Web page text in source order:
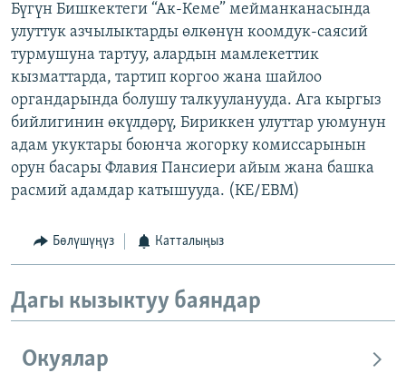
Бүгүн Бишкектеги “Ак-Кеме” мейманканасында
улуттук азчылыктарды өлкөнүн коомдук-саясий
турмушуна тартуу, алардын мамлекеттик
кызматтарда, тартип коргоо жана шайлоо
органдарында болушу талкууланууда. Ага кыргыз
бийлигинин өкүлдөрү, Бириккен улуттар уюмунун
адам укуктары боюнча жогорку комиссарынын
орун басары Флавия Пансиери айым жана башка
расмий адамдар катышууда. (КЕ/ЕВМ)
Бөлүшүңүз Катталыңыз
Дагы кызыктуу баяндар
Окуялар